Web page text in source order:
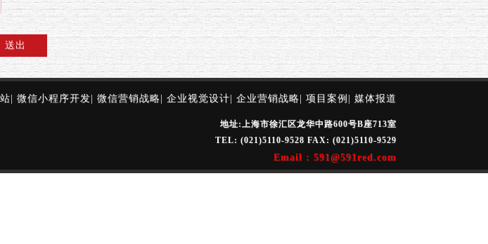
送出
微信小程序开发 微信营销战略 企业视觉设计 企业营销战略 项目案例 媒体报道
地址:上海市徐汇区龙华中路600号B座713室
TEL: (021)5110-9528 FAX: (021)5110-9529
Email : 591@591red.com